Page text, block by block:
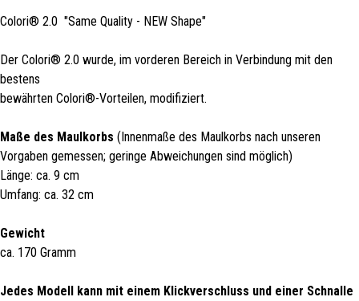
Colori® 2.0 "Same Quality - NEW Shape"
Der Colori® 2.0 wurde, im vorderen Bereich in Verbindung mit den
bestens
bewährten Colori®-Vorteilen, modifiziert.
Maße des Maulkorbs (Innenmaße des Maulkorbs nach unseren
Vorgaben gemessen; geringe Abweichungen sind möglich)
Länge: ca. 9 cm
Umfang: ca. 32 cm
Gewicht
ca. 170 Gramm
Jedes Modell kann mit einem Klickverschluss und einer Schnalle